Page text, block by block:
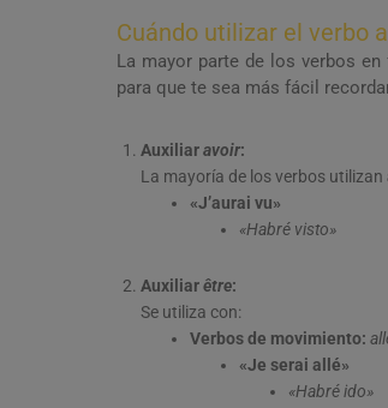
Cuándo utilizar el verbo
La mayor parte de los verbos
para que te sea más fácil
Auxiliaravoir:
La mayoría de los verbos utilizan
«J’aurai vu»
«Habré visto»
Auxiliarêtre:
Se utiliza con:
Verbos de movimiento:
«Je serai allé»
«Habré ido»